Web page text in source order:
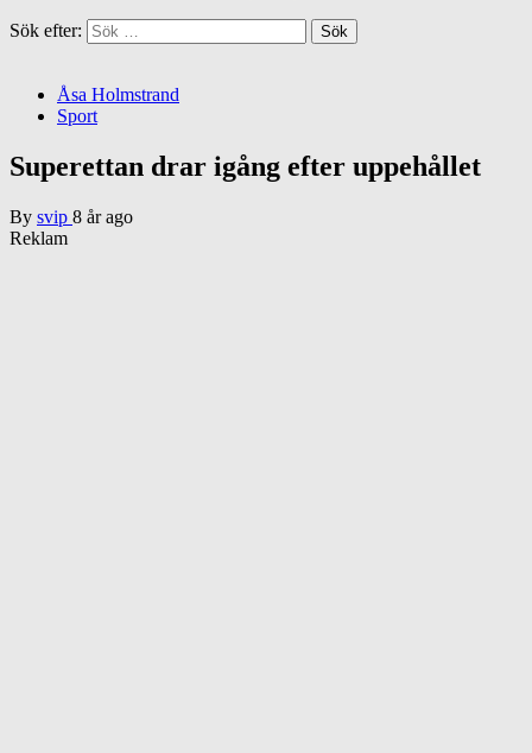
Sök efter:
Åsa Holmstrand
Sport
Superettan drar igång efter uppehållet
By svip 8 år ago
Reklam